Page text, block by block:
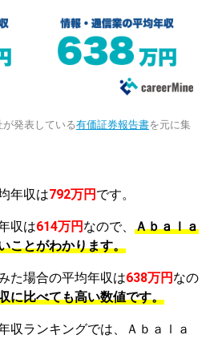
発表している有価証券報告書を元に集
年収は792万円 です。
収は614万円 なので、 Ａｂａｌａ
ことがわかります。
た場合の平均年収は638万円 なの
に比べても高い数値です。
収ランキングでは、Ａｂａｌａ